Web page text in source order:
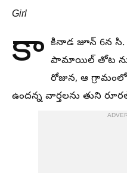
Girl
కా కినాడ జూన్ 6న సి.
పామాయిల్ తోట
రోజున, ఆ
ఉందన్న వార్తలను తుని